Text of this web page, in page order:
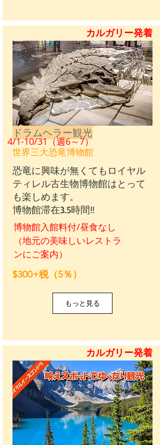
カルガリー発着
​ドラムヘラー観光
世界三大恐竜博物館
4/1-10/31（週6～7）
恐竜に興味が無くてもロイヤル
ティレル古生物博物館はとって
も楽しめます。​
博物館滞在3.5時間‼
博物館入館料付/昼食なし
（地元の美味しいレストラ
ンにご案内）
$300+税（5％）
もっと見る
カルガリー発着